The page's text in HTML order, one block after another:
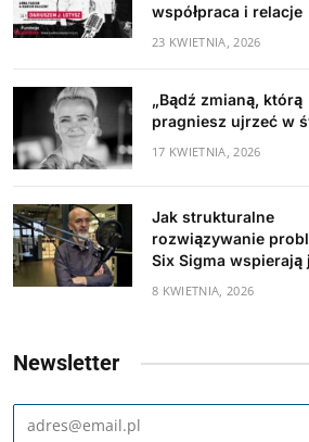
współpraca i relacje
23 KWIETNIA, 2026
„Bądź zmianą, którą
pragniesz ujrzeć w
17 KWIETNIA, 2026
Jak strukturalne
rozwiązywanie
Six Sigma wspierają
8 KWIETNIA, 2026
Newsletter